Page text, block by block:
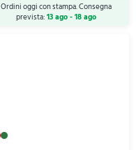
Ordini oggi con stampa. Consegna
prevista:13 ago - 18 ago